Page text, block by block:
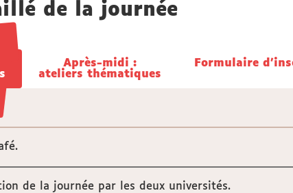
de la journée
Après-midi :
ateliers thématiques
Après-midi :
ateliers thématiques
Formulaire
Formulaire
de la journée par les deux universités.